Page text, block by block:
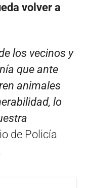
volver a
los vecinos y
que ante
animales
lo
de Policía